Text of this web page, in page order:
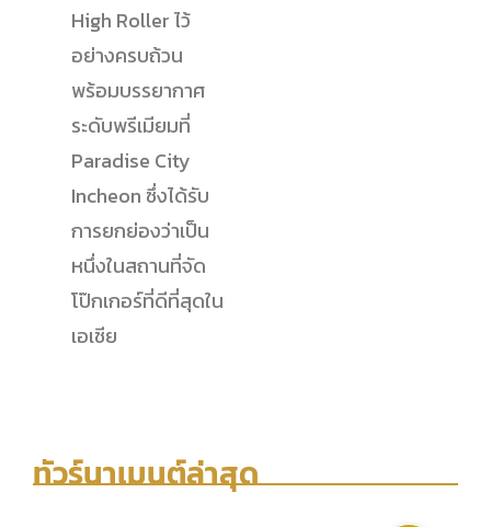
High Roller ไว้
อย่างครบถ้วน
พร้อมบรรยากาศ
ระดับพรีเมียมที่
Paradise City
Incheon ซึ่งได้รับ
การยกย่องว่าเป็น
หนึ่งในสถานที่จัด
โป๊กเกอร์ที่ดีที่สุดใน
เอเชีย
ทัวร์นาเมนต์ล่าสุด